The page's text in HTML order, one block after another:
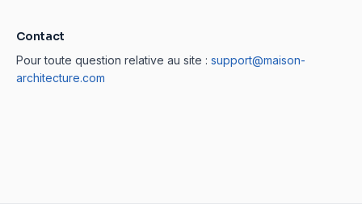
Contact
Pour toute question relative au site : support@maison-
architecture.com